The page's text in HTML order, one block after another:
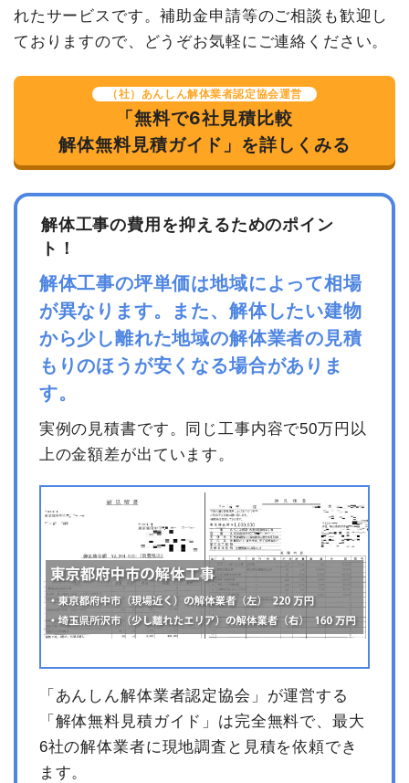
値引き
240円
小計
1,527,760
122,240円
円
消費税
326,000円
坪数 38坪
建物解体費用
総額
品名
数
量
単価 金額
階建て
坪
円
円
養生費
0
フェンス撤去
1式
3,000円
家具・家電処分
1式
33,000円
1式
15,000円
看板撤去
1式
85,000円
露天風呂撤去
1式
728,000円
諸経費
505,000円
3,636,364
消費税
363,636円
合計金額
れたサービスです。補助金申請等のご相談も歓迎し
ておりますので、どうぞお気軽にご連絡ください。
（社）あんしん解体業者認定協会運営
「無料で6社見積比較
解体無料見積ガイド」を詳しくみる
解体工事の費用を抑えるためのポイン
ト！
解体工事の坪単価は地域によって相場
が異なります。また、解体したい建物
から少し離れた地域の解体業者の見積
もりのほうが安くなる場合がありま
す。
実例の見積書です。同じ工事内容で50万円以
上の金額差が出ています。
「あんしん解体業者認定協会」が運営する
「解体無料見積ガイド」は完全無料で、最大
6社の解体業者に現地調査と見積を依頼でき
ます。